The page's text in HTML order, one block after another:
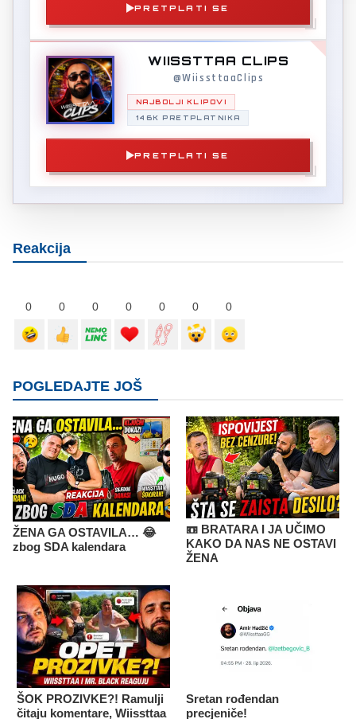
PRETPLATI SE
WIISSTTAA CLIPS
@WiissttaaClips
NAJBOLJI KLIPOVI
146K PRETPLATNIKA
PRETPLATI SE
Reakcija
0 0 0 0 0 0 0
POGLEDAJTE JOŠ
ŽENA GA OSTAVILA… 😂
zbog SDA kalendara
📼 BRATARA I JA UČIMO
KAKO DA NAS NE OSTAVI
ŽENA
ŠOK PROZIVKE?! Ramulji
čitaju komentare, Wiissttaa
Sretan rođendan
precjeniče!